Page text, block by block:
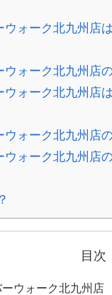
ォーク北九州店
ォーク北九州店
ォーク北九州店
ォーク北九州店
ウォーク北九州店
目次
ウォーク北九州